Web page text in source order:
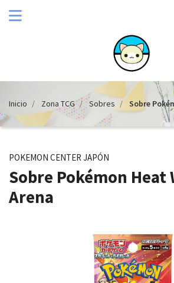
Inicio Zona TCG Sobres Sobre
POKEMON CENTER JAPÓN
Sobre Pokémon Heat
Arena